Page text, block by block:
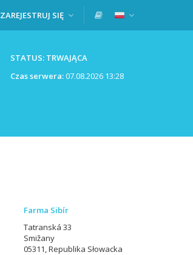
ZAREJESTRUJ SIĘ
STATUS: TRWAJĄCA
Czas serwera:07.08.2026 13:28
Farma Sibír
Tatranská 33
Smižany
05311, Republika Słowacka